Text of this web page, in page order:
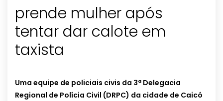
prende mulher após
tentar dar calote em
taxista
Uma equipe de policiais civis da 3ª Delegacia
Regional de Polícia Civil (DRPC) da cidade de Caicó